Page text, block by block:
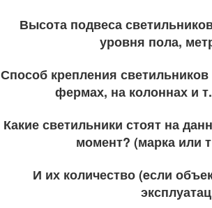
Высота подвеса
уровня пола,
Способ крепления светильников
фермах, на колоннах и
Какие светильники стоят на
момент? (марка или
И их количество (eсли